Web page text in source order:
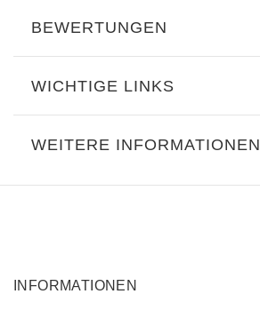
BEWERTUNGEN
WICHTIGE LINKS
WEITERE INFORMATIONEN
INFORMATIONEN